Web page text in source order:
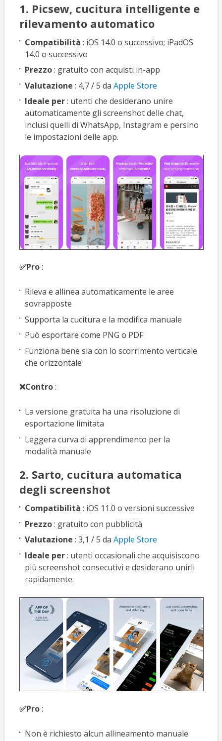
1. Picsew, cucitura intelligente e
rilevamento automatico
Compatibilità : iOS 14.0 o successivo; iPadOS
14.0 o successivo
Prezzo: gratuito con acquisti in-app
Valutazione : 4,7 / 5 daApple Store
Ideale per: utenti che desiderano unire
automaticamente gli screenshot delle chat,
inclusi quelli di WhatsApp, Instagram e persino
le impostazioni delle app.
✅Pro:
Rileva e allinea automaticamente le aree
sovrapposte
Supporta la cucitura e la modifica manuale
Può esportare come PNG o PDF
Funziona bene sia con lo scorrimento verticale
che orizzontale
❌Contro:
La versione gratuita ha una risoluzione di
esportazione limitata
Leggera curva di apprendimento per la
modalità manuale
2. Sarto, cucitura automatica
degli screenshot
Compatibilità : iOS 11.0 o versioni successive
Prezzo: gratuito con pubblicità
Valutazione : 3,1 / 5 daApple Store
Ideale per: utenti occasionali che acquisiscono
più screenshot consecutivi e desiderano unirli
rapidamente.
✅Pro:
Non è richiesto alcun allineamento manuale